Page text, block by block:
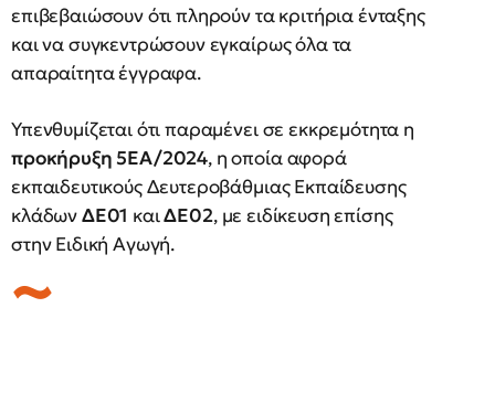
επιβεβαιώσουν ότι πληρούν τα κριτήρια ένταξης
και να συγκεντρώσουν εγκαίρως όλα τα
απαραίτητα έγγραφα.
Υπενθυμίζεται ότι παραμένει σε εκκρεμότητα η
προκήρυξη 5ΕΑ/2024, η οποία αφορά
εκπαιδευτικούς Δευτεροβάθμιας Εκπαίδευσης
κλάδωνΔΕ01 καιΔΕ02, με ειδίκευση επίσης
στην Ειδική Αγωγή.